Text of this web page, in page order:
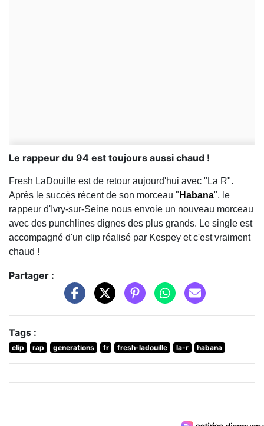
Le rappeur du 94 est toujours aussi chaud !
Fresh LaDouille est de retour aujourd'hui avec "La R".
Après le succès récent de son morceau " Habana", le
rappeur d'Ivry-sur-Seine nous envoie un nouveau morceau
avec des punchlines dignes des plus grands. Le single est
accompagné d'un clip réalisé par Kespey et c'est vraiment
chaud !
Partager :
Tags :
clip rap generations fr fresh-ladouille la-r habana